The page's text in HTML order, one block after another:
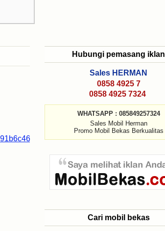
Hubungi pemasang iklan
Sales HERMAN
0858 4925 7
0858 4925 7324
WHATSAPP : 085849257324
Sales Mobil Herman
Promo Mobil Bekas Berkualitas
Cari mobil bekas